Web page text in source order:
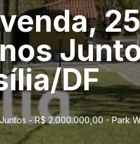
DF
- R$ 2.000.000,00 - Park